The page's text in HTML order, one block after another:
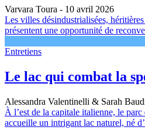
Varvara Toura - 10 avril 2026
Les villes désindustrialisées,
présentent une opportunité de
Entretiens
Le lac qui combat la
Alessandra Valentinelli & Sarah
À l’est de la capitale italienne, le
accueille un intrigant lac naturel, né